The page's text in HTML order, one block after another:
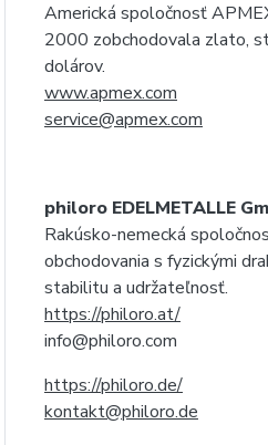
Americká spoločnosť
2000 zobchodovala zlato,
dolárov.
www.apmex.com
service@apmex.com
philoro EDELMETALLE
Rakúsko-nemecká
obchodovania s fyzickými
stabilitu a udržateľnosť.
https://philoro.at/
info@philoro.com
https://philoro.de/
kontakt@philoro.de